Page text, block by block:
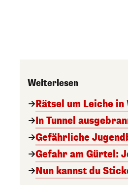
Weiterlesen
Rätsel um Leiche
In Tunnel
Gefährliche
Gefahr am Gürtel:
Nun kannst du